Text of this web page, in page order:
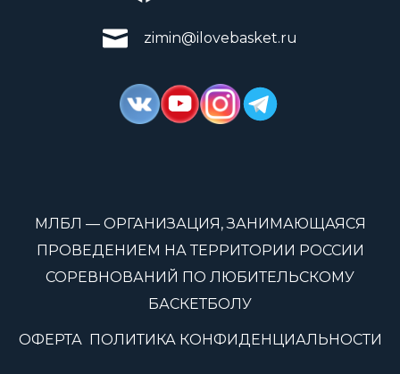
zimin@ilovebasket.ru
МЛБЛ — ОРГАНИЗАЦИЯ, ЗАНИМАЮЩАЯСЯ
ПРОВЕДЕНИЕМ НА ТЕРРИТОРИИ РОССИИ
СОРЕВНОВАНИЙ ПО ЛЮБИТЕЛЬСКОМУ
БАСКЕТБОЛУ
ОФЕРТА ПОЛИТИКА КОНФИДЕНЦИАЛЬНОСТИ